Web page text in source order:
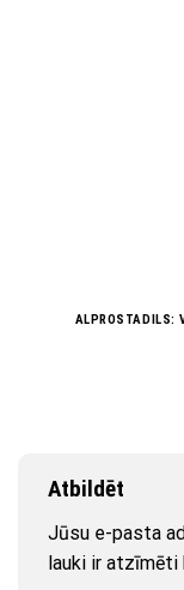
ALPROSTADILS:
Atbildēt
Jūsu e-pasta
lauki ir atzīmēti